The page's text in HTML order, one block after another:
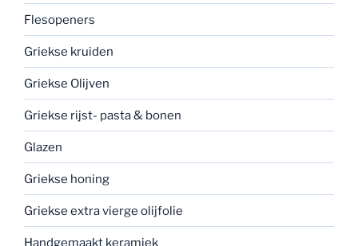
Flesopeners
Griekse kruiden
Griekse Olijven
Griekse rijst- pasta & bonen
Glazen
Griekse honing
Griekse extra vierge olijfolie
Handgemaakt keramiek